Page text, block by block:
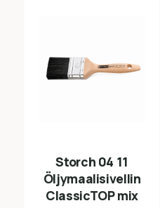
Storch 04 11
Öljymaalisivellin
ClassicTOP mix